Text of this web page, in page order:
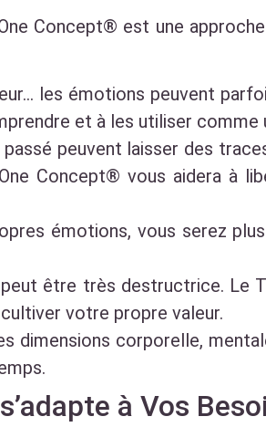
Concept® est une
les émotions peuvent
et à les utiliser comme
peuvent laisser des
Concept® vous aidera à
émotions, vous serez
être très destructrice. Le
votre propre valeur.
dimensions corporelle,
à Vos